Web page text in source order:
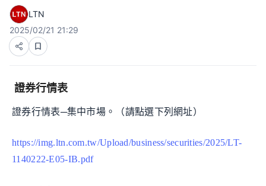
LTN
2025/02/21 21:29
證券行情表
證券行情表─集中市場。（請點選下列網址）
https://img.ltn.com.tw/Upload/business/securities/2025/LT-
1140222-E05-IB.pdf